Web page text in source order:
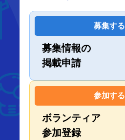
募集する
募集情報の
掲載申請
参加する
ボランティア
参加登録